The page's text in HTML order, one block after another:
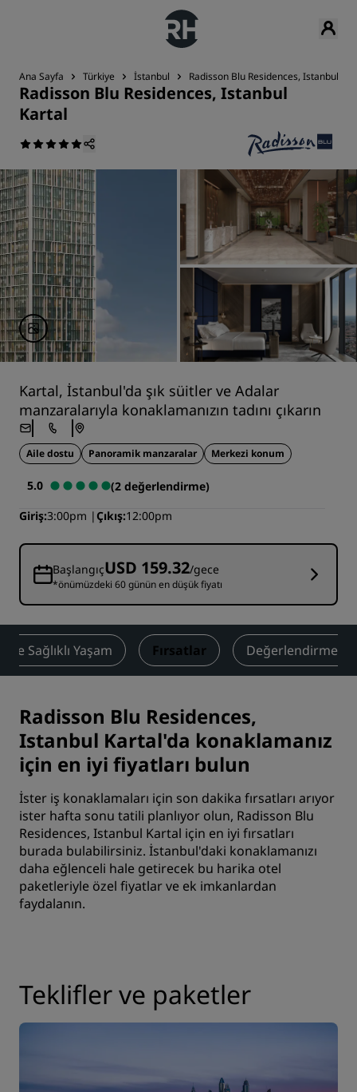
Ana Sayfa Türkiye İstanbul Radisson Blu Residences, Istanbul
Radisson Blu Residences, Istanbul
Kartal
Kartal, İstanbul'da şık süitler ve Adalar
manzaralarıyla konaklamanızın tadını çıkarın
Aile dostu Panoramik manzaralar Merkezi konum
5.0
(2 değerlendirme)
Giriş 3:00pm Çıkış 12:00pm
BaşlangıçUSD 159.32/gece
*önümüzdeki 60 günün en düşük fiyatı
ve Sağlıklı Yaşam Fırsatlar Değerlendirmeler
Radisson Blu Residences,
Istanbul Kartal'da konaklamanız
için en iyi fiyatları bulun
İster iş konaklamaları için son dakika fırsatları arıyor
ister hafta sonu tatili planlıyor olun, Radisson Blu
Residences, Istanbul Kartal için en iyi fırsatları
burada bulabilirsiniz. İstanbul'daki konaklamanızı
daha eğlenceli hale getirecek bu harika otel
paketleriyle özel fiyatlar ve ek imkanlardan
faydalanın.
Teklifler ve paketler